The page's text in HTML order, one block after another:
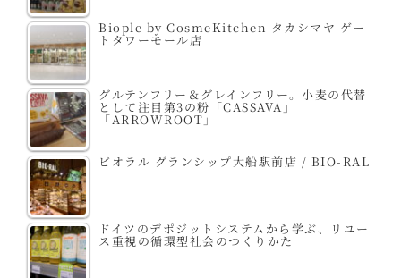
Biople by CosmeKitchen タカシマヤ ゲー
トタワーモール店
グルテンフリー＆グレインフリー。小麦の代替
として注目第3の粉「CASSAVA」
「ARROWROOT」
ビオラル グランシップ大船駅前店 / BIO-RAL
ドイツのデポジットシステムから学ぶ、リユー
ス重視の循環型社会のつくりかた